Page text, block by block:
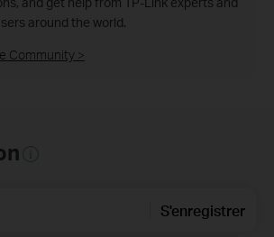
around the world.
Community >
S'enregistrer